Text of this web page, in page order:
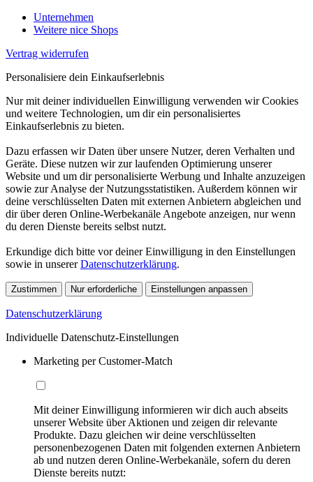
Unternehmen
Weitere nice Shops
Vertrag widerrufen
Personalisiere dein Einkaufserlebnis
Nur mit deiner individuellen Einwilligung verwenden wir Cookies
und weitere Technologien, um dir ein personalisiertes
Einkaufserlebnis zu bieten.
Dazu erfassen wir Daten über unsere Nutzer, deren Verhalten und
Geräte. Diese nutzen wir zur laufenden Optimierung unserer
Website und um dir personalisierte Werbung und Inhalte anzuzeigen
sowie zur Analyse der Nutzungsstatistiken. Außerdem können wir
deine verschlüsselten Daten mit externen Anbietern abgleichen und
dir über deren Online-Werbekanäle Angebote anzeigen, nur wenn
du deren Dienste bereits selbst nutzt.
Erkundige dich bitte vor deiner Einwilligung in den Einstellungen
sowie in unsererDatenschutzerklärung.
Zustimmen Nur erforderliche Einstellungen anpassen
Datenschutzerklärung
Individuelle Datenschutz-Einstellungen
Marketing per Customer-Match
Mit deiner Einwilligung informieren wir dich auch abseits
unserer Website über Aktionen und zeigen dir relevante
Produkte. Dazu gleichen wir deine verschlüsselten
personenbezogenen Daten mit folgenden externen Anbietern
ab und nutzen deren Online-Werbekanäle, sofern du deren
Dienste bereits nutzt: